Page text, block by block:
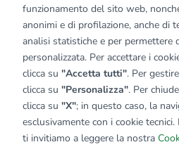
funzionamento del sito web,
anonimi e di profilazione, anche di
analisi statistiche e per permettere
personalizzata. Per accettare i
clicca su "Accetta tutti". Per
clicca su "Personalizza". Per
clicca su "X"; in questo caso, la
esclusivamente con i cookie
ti invitiamo a leggere la nostra